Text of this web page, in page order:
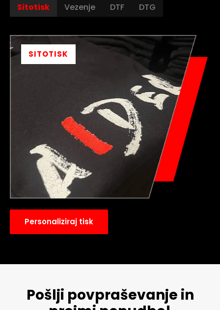
Sitotisk Vezenje DTF DTG
SITOTISK
Personaliziraj tisk
Pošlji povpraševanje in